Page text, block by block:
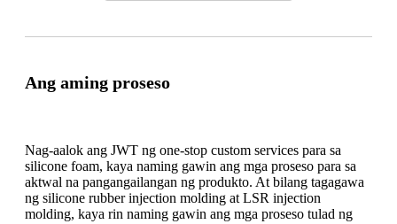
Ang aming proseso
Nag-aalok ang JWT ng one-stop custom services para sa
silicone foam, kaya naming gawin ang mga proseso para sa
aktwal na pangangailangan ng produkto. At bilang tagagawa
ng silicone rubber injection molding at LSR injection
molding, kaya rin naming gawin ang mga proseso tulad ng